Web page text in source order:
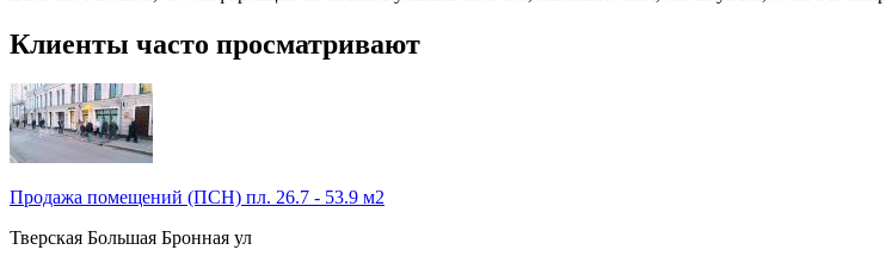
Клиенты часто просматривают
Продажа помещений (ПСН) пл. 26.7 - 53.9 м2
Тверская Большая Бронная ул